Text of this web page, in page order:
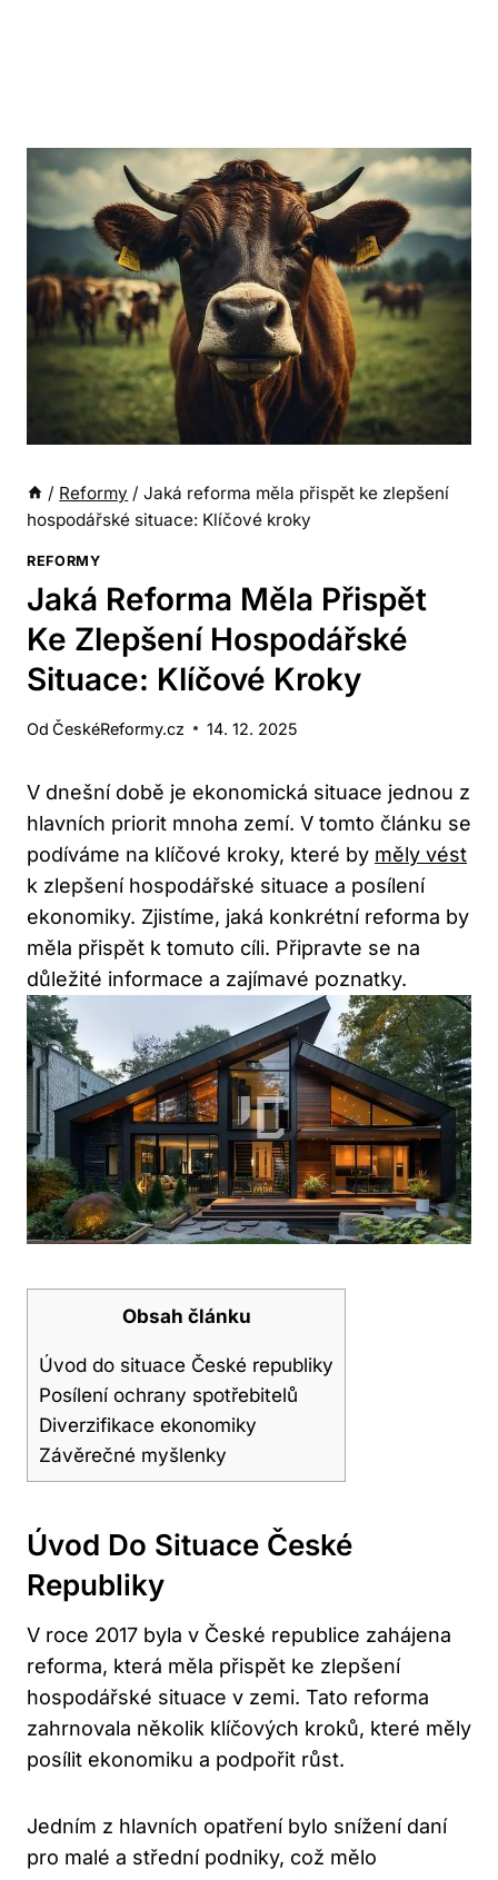
/ Reformy / Jaká reforma měla přispět ke zlepšení
hospodářské situace: Klíčové kroky
REFORMY
Jaká Reforma Měla Přispět
Ke Zlepšení Hospodářské
Situace: Klíčové Kroky
Od ČeskéReformy.cz 14. 12. 2025
V dnešní době je ekonomická situace jednou z
hlavních priorit mnoha zemí. V tomto článku se
podíváme na klíčové kroky, které by měly vést
k zlepšení hospodářské situace a posílení
ekonomiky. Zjistíme, jaká konkrétní reforma by
měla přispět k tomuto cíli. Připravte se na
důležité informace a zajímavé poznatky.
Obsah článku
Úvod do situace České republiky
Posílení ochrany spotřebitelů
Diverzifikace ekonomiky
Závěrečné myšlenky
Úvod Do Situace České
Republiky
V roce 2017 byla v České republice zahájena
reforma, která měla přispět ke zlepšení
hospodářské situace v zemi. Tato reforma
zahrnovala několik klíčových kroků, které měly
posílit ekonomiku a podpořit růst.
Jedním z hlavních opatření bylo snížení daní
pro malé a střední podniky, což mělo